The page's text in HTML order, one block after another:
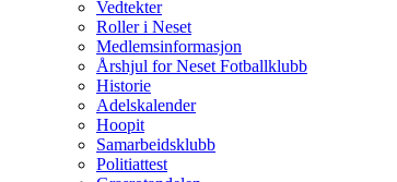
Vedtekter
Roller i Neset
Medlemsinformasjon
Årshjul for Neset Fotballklubb
Historie
Adelskalender
Hoopit
Samarbeidsklubb
Politiattest